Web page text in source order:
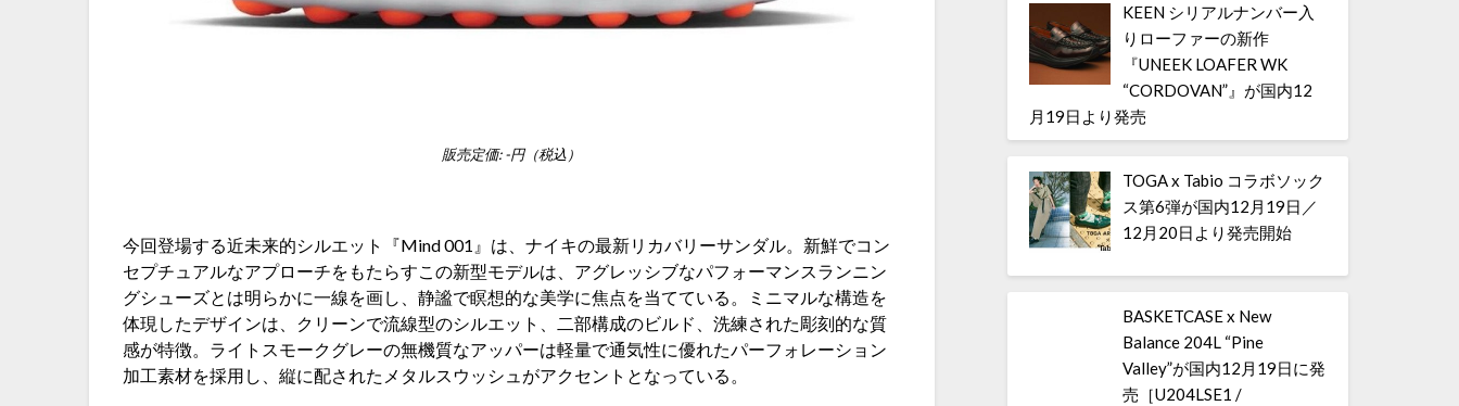
販売定価: -円（税込）
今回登場する近未来的シルエット『Mind 001』は、ナイキの最新リカバリーサンダル。新鮮でコン
セプチュアルなアプローチをもたらすこの新型モデルは、アグレッシブなパフォーマンスランニン
グシューズとは明らかに一線を画し、静謐で瞑想的な美学に焦点を当てている。ミニマルな構造を
体現したデザインは、クリーンで流線型のシルエット、二部構成のビルド、洗練された彫刻的な質
感が特徴。ライトスモークグレーの無機質なアッパーは軽量で通気性に優れたパーフォレーション
加工素材を採用し、縦に配されたメタルスウッシュがアクセントとなっている。⁠
KEEN シリアルナンバー入
りローファーの新作
『UNEEK LOAFER WK
“CORDOVAN”』が国内12
月19日より発売
TOGA x Tabio コラボソック
ス第6弾が国内12月19日／
12月20日より発売開始
BASKETCASE x New
Balance 204L “Pine
Valley”が国内12月19日に発
売［U204LSE1 /